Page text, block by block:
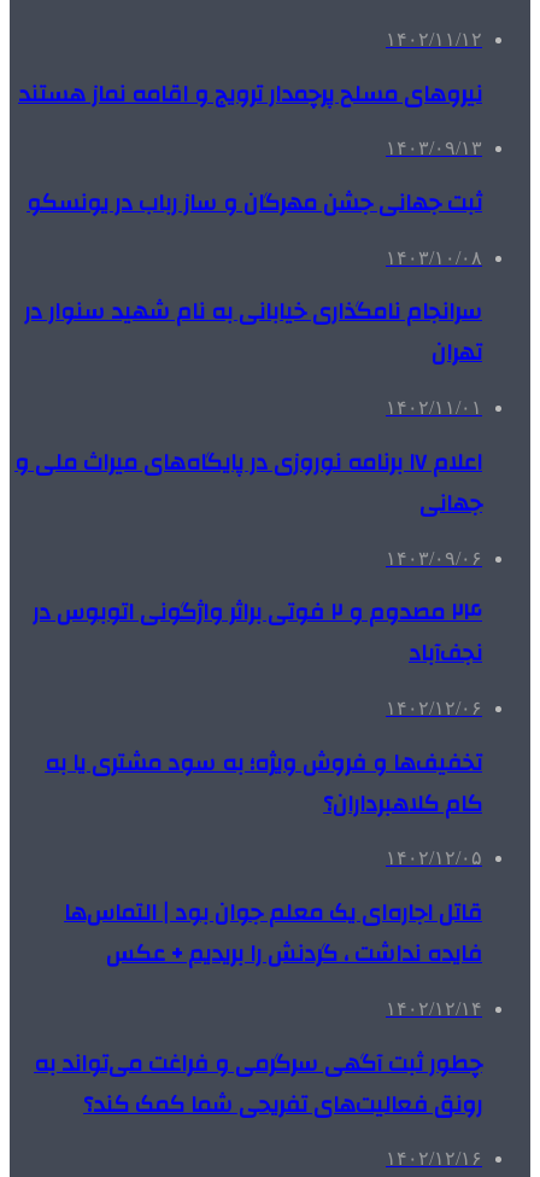
۱۴۰۲/۱۱/۱۲
نیروهای مسلح پرچمدار ترویج و اقامه نماز هستند
۱۴۰۳/۰۹/۱۳
ثبت جهانی جشن‌ مهرگان و ساز رباب در یونسکو
۱۴۰۳/۱۰/۰۸
سرانجام نامگذاری خیابانی به نام شهید سنوار در
تهران
۱۴۰۲/۱۱/۰۱
اعلام ۱۷ برنامه نوروزی در پایگاه‌های میراث ملی و
جهانی
۱۴۰۳/۰۹/۰۶
۲۴ مصدوم و ۲ فوتی براثر واژگونی اتوبوس در
نجف‌آباد
۱۴۰۲/۱۲/۰۶
تخفیف‌ها و فروش ویژه؛ به سود مشتری یا به
کام کلاهبرداران؟
۱۴۰۲/۱۲/۰۵
قاتل اجاره‌ای یک معلم جوان بود | التماس‌ها
فایده نداشت ، گردنش را بریدیم + عکس
۱۴۰۲/۱۲/۱۴
چطور ثبت آگهی سرگرمی و فراغت می‌تواند به
رونق فعالیت‌های تفریحی شما کمک کند؟
۱۴۰۲/۱۲/۱۶